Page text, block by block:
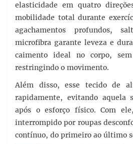
elasticidade em quatro
mobilidade total durante
agachamentos profundos,
microfibra garante leveza e
caimento ideal no corpo,
restringindo o movimento.
Além disso, esse tecido de
rapidamente, evitando aquela
após o esforço físico. Com
interrompido por roupas
contínuo, do primeiro ao último